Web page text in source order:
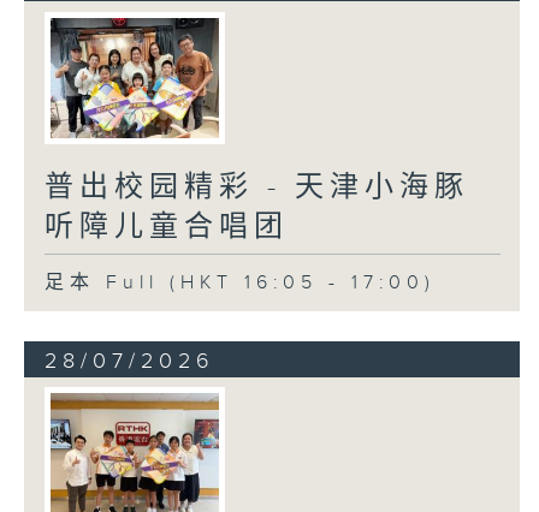
普出校园精彩 - 天津小海豚
听障儿童合唱团
足本 Full (HKT 16:05 - 17:00)
28/07/2026